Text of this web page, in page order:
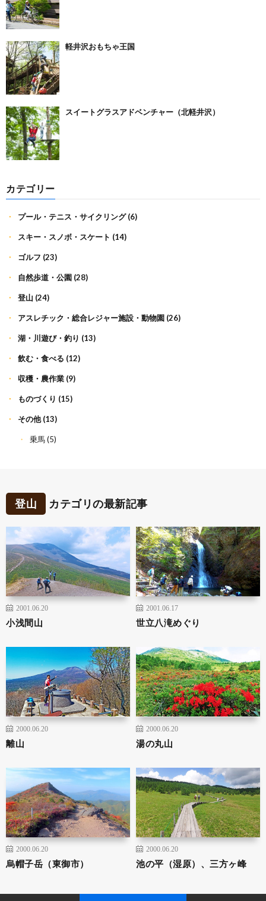
軽井沢おもちゃ王国
スイートグラスアドベンチャー（北軽井沢）
カテゴリー
プール・テニス・サイクリング(6)
スキー・スノボ・スケート (14)
ゴルフ (23)
自然歩道・公園 (28)
登山 (24)
アスレチック・総合レジャー施設・動物園 (26)
湖・川遊び・釣り (13)
飲む・食べる (12)
収穫・農作業 (9)
ものづくり (15)
その他(13)
乗馬(5)
登山 カテゴリの最新記事
2001.06.20
小浅間山
2001.06.17
世立八滝めぐり
2000.06.20
離山
2000.06.20
湯の丸山
2000.06.20
烏帽子岳（東御市）
2000.06.20
池の平（湿原）、三方ヶ峰